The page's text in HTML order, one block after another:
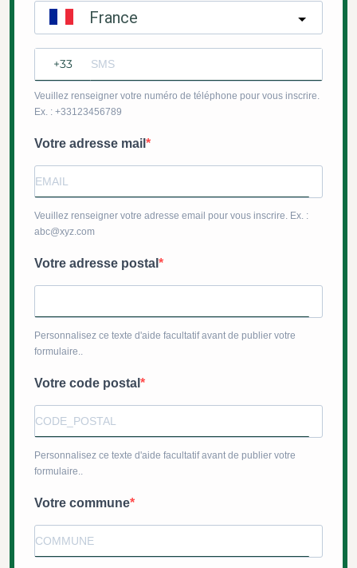
France
Veuillez renseigner votre numéro de téléphone pour vous inscrire.
Ex. : +33123456789
Votre adresse mail
Veuillez renseigner votre adresse email pour vous inscrire. Ex. :
abc@xyz.com
Votre adresse postal
Personnalisez ce texte d'aide facultatif avant de publier votre
formulaire..
Votre code postal
Personnalisez ce texte d'aide facultatif avant de publier votre
formulaire..
Votre commune